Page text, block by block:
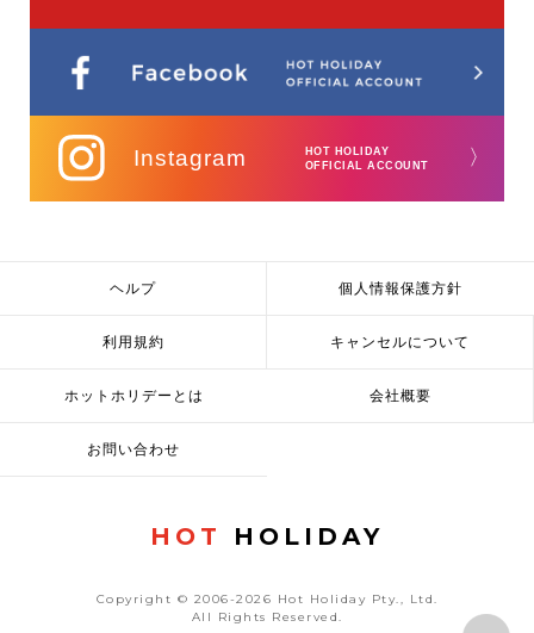
Instagram
HOT HOLIDAY
OFFICIAL ACCOUNT
〉
ヘルプ 個人情報保護方針
利用規約 キャンセルについて
ホットホリデーとは 会社概要
お問い合わせ
HOT HOLIDAY
Copyright © 2006-2026 Hot Holiday Pty., Ltd.
All Rights Reserved.